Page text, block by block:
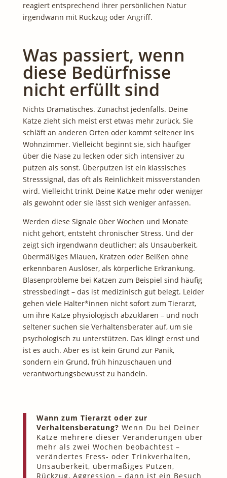
reagiert entsprechend ihrer persönlichen Natur
irgendwann mit Rückzug oder Angriff.
Was passiert, wenn
diese Bedürfnisse
nicht erfüllt sind
Nichts Dramatisches. Zunächst jedenfalls. Deine
Katze zieht sich meist erst etwas mehr zurück. Sie
schläft an anderen Orten oder kommt seltener ins
Wohnzimmer. Vielleicht beginnt sie, sich häufiger
über die Nase zu lecken oder sich intensiver zu
putzen als sonst. Überputzen ist ein klassisches
Stresssignal, das oft als Reinlichkeit missverstanden
wird. Vielleicht trinkt Deine Katze mehr oder weniger
als gewohnt oder sie lässt sich weniger anfassen.
Werden diese Signale über Wochen und Monate
nicht gehört, entsteht chronischer Stress. Und der
zeigt sich irgendwann deutlicher: als Unsauberkeit,
übermäßiges Miauen, Kratzen oder Beißen ohne
erkennbaren Auslöser, als körperliche Erkrankung.
Blasenprobleme bei Katzen zum Beispiel sind häufig
stressbedingt – das ist medizinisch gut belegt. Leider
gehen viele Halter*innen nicht sofort zum Tierarzt,
um ihre Katze physiologisch abzuklären – und noch
seltener suchen sie Verhaltensberater auf, um sie
psychologisch zu unterstützen. Das klingt ernst und
ist es auch. Aber es ist kein Grund zur Panik,
sondern ein Grund, früh hinzuschauen und
verantwortungsbewusst zu handeln.
Wann zum Tierarzt oder zur
Verhaltensberatung? Wenn Du bei Deiner
Katze mehrere dieser Veränderungen über
mehr als zwei Wochen beobachtest –
verändertes Fress- oder Trinkverhalten,
Unsauberkeit, übermäßiges Putzen,
Rückzug, Aggression – dann ist ein Besuch